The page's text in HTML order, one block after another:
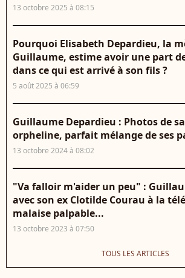
13 octobre 2025 à 08:15
Pourquoi Elisabeth Depardieu, la
Guillaume, estime avoir une part
dans ce qui est arrivé à son fils ?
5 août 2025 à 06:59
Guillaume Depardieu : Photos de
orpheline, parfait mélange de ses
13 octobre 2024 à 08:02
"Va falloir m'aider un peu" :
avec son ex Clotilde Courau à la
malaise palpable...
13 octobre 2023 à 07:50
TOUS LES ARTICLES